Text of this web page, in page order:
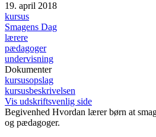
19. april 2018
kursus
Smagens Dag
lærere
pædagoger
undervisning
Dokumenter
kursusopslag
kursusbeskrivelsen
Vis udskriftsvenlig side
Begivenhed Hvordan lærer børn at
og pædagoger.